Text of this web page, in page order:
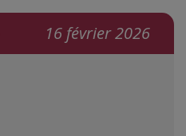
16 février 2026